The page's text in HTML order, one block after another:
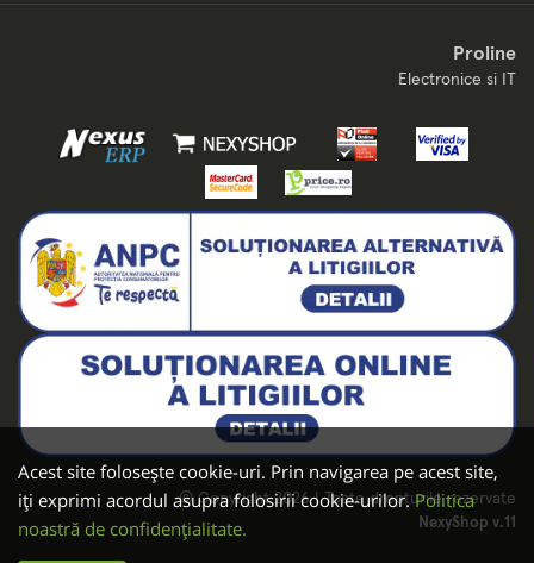
Acest site folosește cookie-uri. Prin navigarea pe acest site,
iți exprimi acordul asupra folosirii cookie-urilor.Politica
noastră de confidențialitate.
Proline
Electronice si IT
© Copyright 2026 | Toate drepturile rezervate
NexyShop v.11